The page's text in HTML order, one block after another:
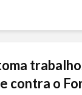
contra o